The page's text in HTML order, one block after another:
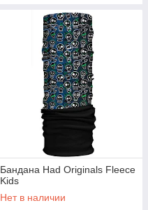
Бандана Had Originals Fleece
Kids
Нет в наличии